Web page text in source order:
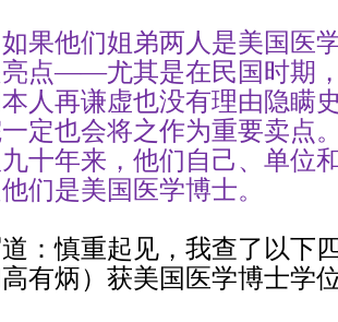
们姐弟两人是美国医学
亮点——尤其是在民国时期
人再谦虚也没有理由隐瞒
定也会将之作为重要卖点
年来，他们自己、单位
们是美国医学博士。
慎重起见，我查了以下
有炳）获美国医学博士学